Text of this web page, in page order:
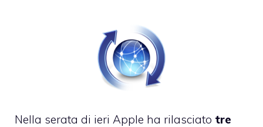
Nella serata di ieri Apple ha rilasciato tre